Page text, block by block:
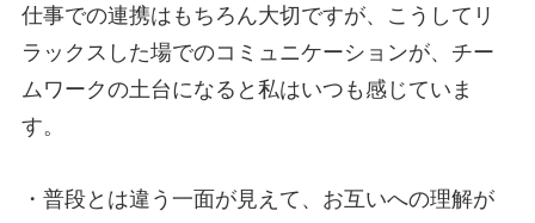
仕事での連携はもちろん⼤切ですが、こうしてリ
ラックスした場でのコミュニケーションが、チー
ムワークの⼟台になると私はいつも感じていま
す。
・普段とは違う⼀⾯が⾒えて、お互いへの理解が